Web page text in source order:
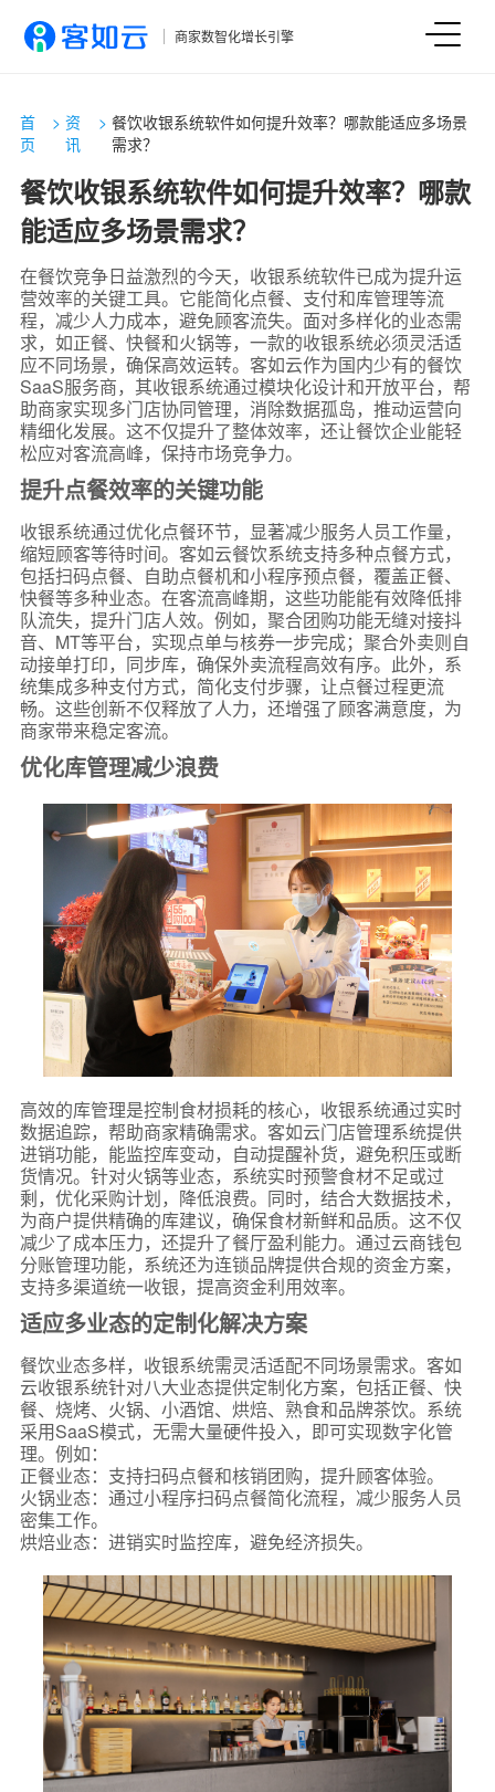
商家数智化增长引擎
首
页
>资
讯
> 餐饮收银系统软件如何提升效率？哪款能适应多场景
需求？
餐饮收银系统软件如何提升效率？哪款
能适应多场景需求？
在餐饮竞争日益激烈的今天，收银系统软件已成为提升运
营效率的关键工具。它能简化点餐、支付和库管理等流
程，减少人力成本，避免顾客流失。面对多样化的业态需
求，如正餐、快餐和火锅等，一款的收银系统必须灵活适
应不同场景，确保高效运转。客如云作为国内少有的餐饮
SaaS服务商，其收银系统通过模块化设计和开放平台，帮
助商家实现多门店协同管理，消除数据孤岛，推动运营向
精细化发展。这不仅提升了整体效率，还让餐饮企业能轻
松应对客流高峰，保持市场竞争力。
提升点餐效率的关键功能
收银系统通过优化点餐环节，显著减少服务人员工作量，
缩短顾客等待时间。客如云餐饮系统支持多种点餐方式，
包括扫码点餐、自助点餐机和小程序预点餐，覆盖正餐、
快餐等多种业态。在客流高峰期，这些功能能有效降低排
队流失，提升门店人效。例如，聚合团购功能无缝对接抖
音、MT等平台，实现点单与核券一步完成；聚合外卖则自
动接单打印，同步库，确保外卖流程高效有序。此外，系
统集成多种支付方式，简化支付步骤，让点餐过程更流
畅。这些创新不仅释放了人力，还增强了顾客满意度，为
商家带来稳定客流。
优化库管理减少浪费
高效的库管理是控制食材损耗的核心，收银系统通过实时
数据追踪，帮助商家精确需求。客如云门店管理系统提供
进销功能，能监控库变动，自动提醒补货，避免积压或断
货情况。针对火锅等业态，系统实时预警食材不足或过
剩，优化采购计划，降低浪费。同时，结合大数据技术，
为商户提供精确的库建议，确保食材新鲜和品质。这不仅
减少了成本压力，还提升了餐厅盈利能力。通过云商钱包
分账管理功能，系统还为连锁品牌提供合规的资金方案，
支持多渠道统一收银，提高资金利用效率。
适应多业态的定制化解决方案
餐饮业态多样，收银系统需灵活适配不同场景需求。客如
云收银系统针对八大业态提供定制化方案，包括正餐、快
餐、烧烤、火锅、小酒馆、烘焙、熟食和品牌茶饮。系统
采用SaaS模式，无需大量硬件投入，即可实现数字化管
理。例如：
正餐业态：支持扫码点餐和核销团购，提升顾客体验。
火锅业态：通过小程序扫码点餐简化流程，减少服务人员
密集工作。
烘焙业态：进销实时监控库，避免经济损失。